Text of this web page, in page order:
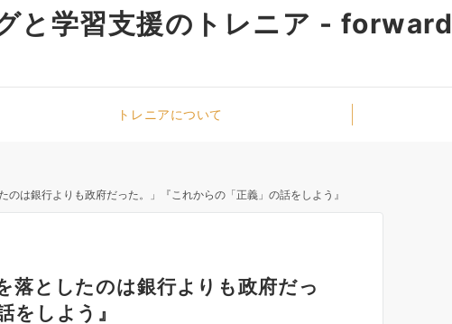
と学習支援のトレニア - forward
トレニアについて
のは銀行よりも政府だった。」『これからの「正義」の話をしよう』
落としたのは銀行よりも政府だっ
をしよう』